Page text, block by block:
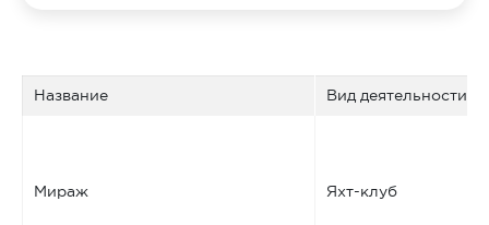
Название Вид деятельности
Мираж Яхт-клуб